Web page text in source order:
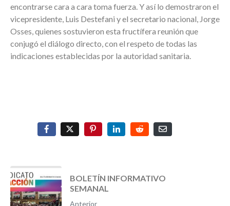
encontrarse cara a cara toma fuerza. Y así lo demostraron el
vicepresidente, Luis Destefani y el secretario nacional, Jorge
Osses, quienes sostuvieron esta fructífera reunión que
conjugó el diálogo directo, con el respeto de todas las
indicaciones establecidas por la autoridad sanitaria.
BOLETÍN INFORMATIVO
SEMANAL
Anterior